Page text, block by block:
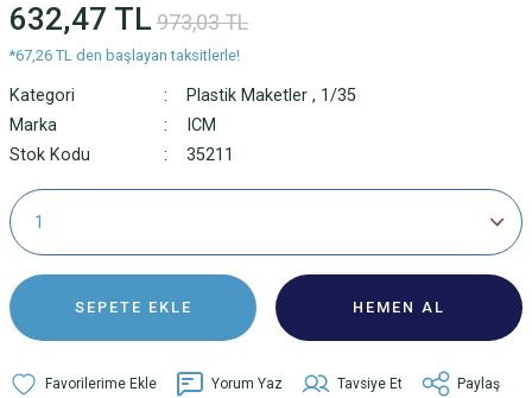
632,47 TL 973,03 TL
*67,26 TL den başlayan taksitlerle!
Kategori Plastik Maketler , 1/35
Marka
ICM
Stok Kodu
35211
SEPETE EKLE HEMEN AL
Yorum Yaz Tavsiye Et Paylaş